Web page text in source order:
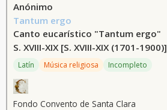
Varney, Louis, 1844-1908 (41)
Offenbach, Jacques, 1819-1880 (40)
Petri, Vicente (40)
Duru, Alfred,1829-1889 (37)
[Romani, Felice, 1788-1865] (37)
Anónimo
Tantum ergo
Canto eucarístico "Tantum ergo"
S. XVIII-XIX [S. XVIII-XIX (1701-1900)]
Latín Música religiosa Incompleto
Fondo Convento de Santa Clara